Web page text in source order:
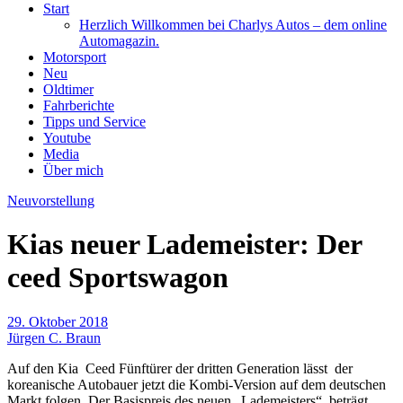
Start
Herzlich Willkommen bei Charlys Autos – dem online
Automagazin.
Motorsport
Neu
Oldtimer
Fahrberichte
Tipps und Service
Youtube
Media
Über mich
Neuvorstellung
Kias neuer Lademeister: Der
ceed Sportswagon
29. Oktober 2018
Jürgen C. Braun
Auf den Kia Ceed Fünftürer der dritten Generation lässt der
koreanische Autobauer jetzt die Kombi-Version auf dem deutschen